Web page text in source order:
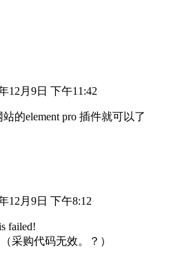
12月9日 下午11:42
的element pro 插件就可以了
12月9日 下午8:12
failed!
（采购代码无效。？）